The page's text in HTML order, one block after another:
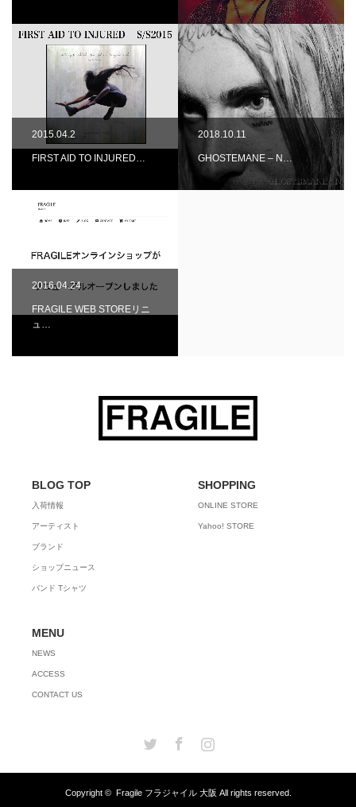
2015.04.2
FIRST AID TO INJURED…
2018.10.11
GHOSTEMANE – N…
2016.04.24
FRAGILE WEB STOREリニ
ュ…
BLOG TOP
入荷情報
アーティスト
ブランド
ショップニュース
バンド Tシャツ
SHOPPING
ONLINE STORE
Yahoo! STORE
MENU
NEWS
ACCESS
CONTACT US
Twitter Facebook
Copyright © Fragile フラジャイル 大阪 All rights reserved.